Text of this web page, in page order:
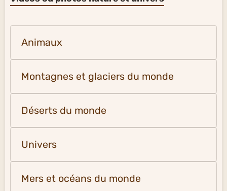
Animaux
Montagnes et glaciers du monde
Déserts du monde
Univers
Mers et océans du monde